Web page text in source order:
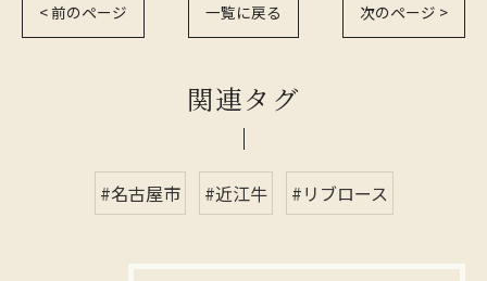
< 前のページ 一覧に戻る 次のページ >
関連タグ
#名古屋市 #近江牛 #リブロース